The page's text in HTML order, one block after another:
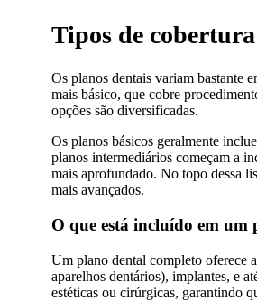
Tipos de
Os planos dentais variam bastante
mais básico, que cobre
opções são diversificadas.
Os planos básicos geralmente
planos intermediários começam a
mais aprofundado. No topo dessa
mais avançados.
O que está incluído em um
Um plano dental completo oferece
aparelhos dentários), implantes, e
estéticas ou cirúrgicas, garantindo